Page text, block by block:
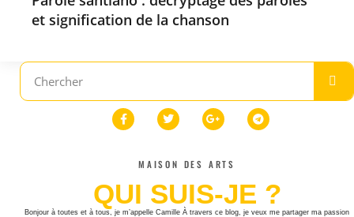
et signification de la chanson
MAISON DES ARTS
QUI SUIS-JE ?
Bonjour à toutes et à tous, je m’appelle Camille À travers ce blog, je veux me partager ma passion